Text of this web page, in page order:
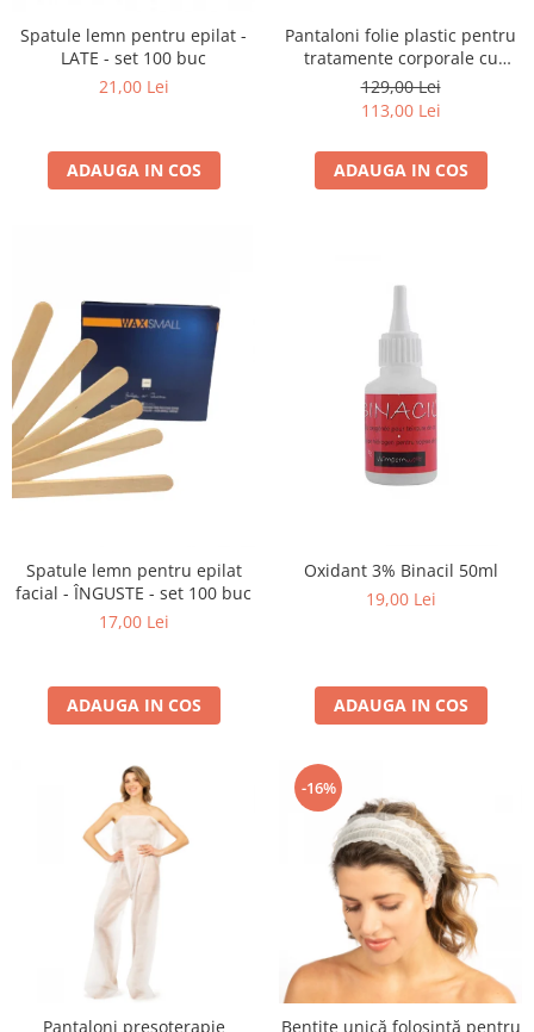
Spatule lemn pentru epilat -
LATE - set 100 buc
21,00 Lei
ADAUGA IN COS
Pantaloni folie plastic pentru
tratamente corporale cu
elastic - set 25 buc.
129,00 Lei
113,00 Lei
ADAUGA IN COS
Spatule lemn pentru epilat
facial - ÎNGUSTE - set 100 buc
17,00 Lei
ADAUGA IN COS
Oxidant 3% Binacil 50ml
19,00 Lei
ADAUGA IN COS
Pantaloni presoterapie
-16%
Bentițe unică folosință pentru